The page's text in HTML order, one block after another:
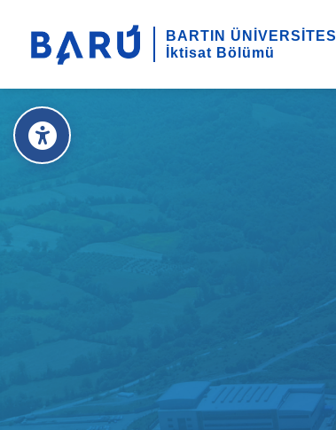
BARTIN ÜNİVERSİTESİ
İktisat Bölümü